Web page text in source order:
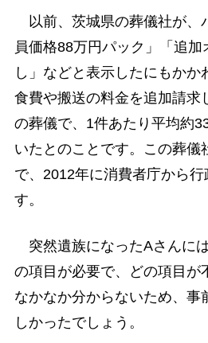
以前、茨城県の葬儀社が、
員価格88万円パック」「追
し」などと表示したにもかか
食費や搬送の料金を追加請求
の葬儀で、1件あたり平均約
いたとのことです。この葬儀
で、2012年に消費者庁から
す。
突然遺族になったAさんに
の項目が必要で、どの項目が
なかなか分からないため、事
しかったでしょう。